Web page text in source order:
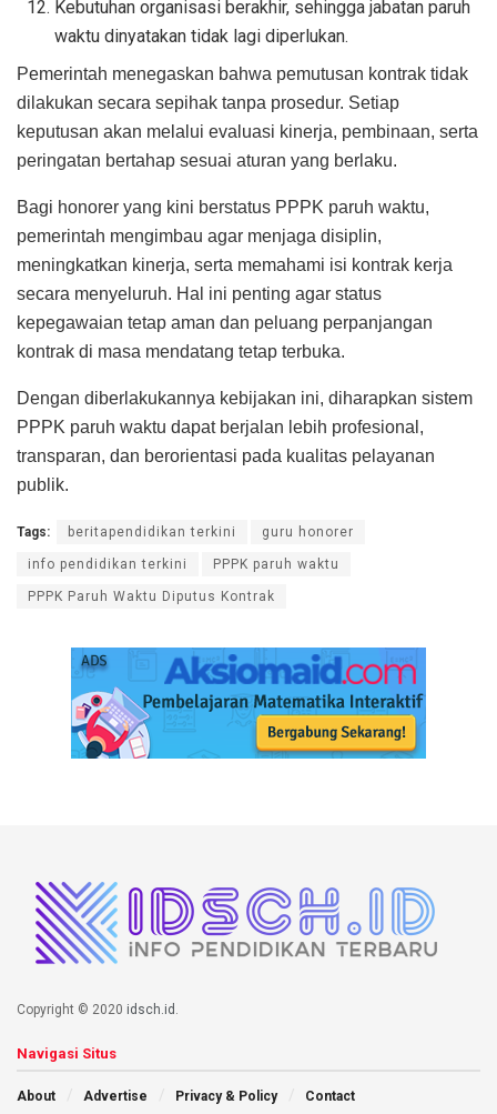
Kebutuhan organisasi berakhir, sehingga jabatan paruh
waktu dinyatakan tidak lagi diperlukan.
Pemerintah menegaskan bahwa pemutusan kontrak tidak
dilakukan secara sepihak tanpa prosedur. Setiap
keputusan akan melalui evaluasi kinerja, pembinaan, serta
peringatan bertahap sesuai aturan yang berlaku.
Bagi honorer yang kini berstatus PPPK paruh waktu,
pemerintah mengimbau agar menjaga disiplin,
meningkatkan kinerja, serta memahami isi kontrak kerja
secara menyeluruh. Hal ini penting agar status
kepegawaian tetap aman dan peluang perpanjangan
kontrak di masa mendatang tetap terbuka.
Dengan diberlakukannya kebijakan ini, diharapkan sistem
PPPK paruh waktu dapat berjalan lebih profesional,
transparan, dan berorientasi pada kualitas pelayanan
publik.
Tags: beritapendidikan terkini guru honorer
info pendidikan terkini PPPK paruh waktu
PPPK Paruh Waktu Diputus Kontrak
Copyright © 2020 idsch.id
Navigasi Situs
About Advertise Privacy & Policy Contact